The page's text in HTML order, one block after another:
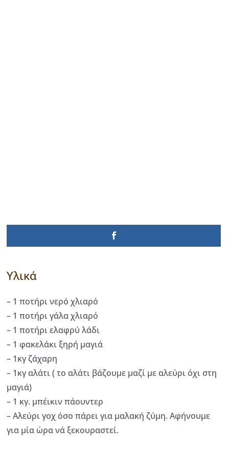
Υλικά
– 1 ποτήρι νερό χλιαρό
– 1 ποτήρι γάλα χλιαρό
– 1 ποτήρι ελαφρύ λάδι
– 1 φακελάκι ξηρή μαγιά
– 1κγ ζάχαρη
– 1κγ αλάτι ( το αλάτι βάζουμε μαζί με αλεύρι όχι στη
μαγιά)
– 1 κγ. μπέικιν πάουντερ
– Αλεύρι γοχ όσο πάρει για μαλακή ζύμη. Αφήνουμε
για μία ώρα νά ξεκουραστεί.